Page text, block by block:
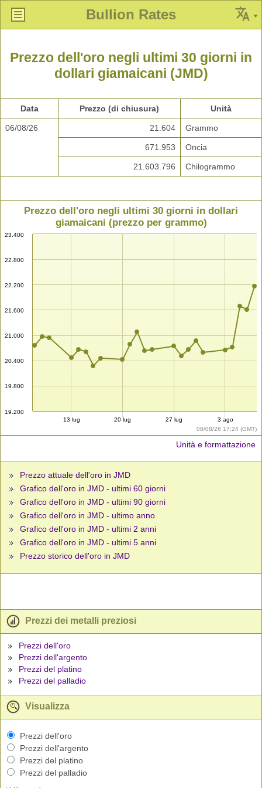
Bullion Rates
Prezzo dell'oro negli ultimi 30 giorni in
dollari giamaicani (JMD)
Data Prezzo (di chiusura) Unità
06/08/26 21.604 Grammo
671.953 Oncia
21.603.796 Chilogrammo
08/08/26 17:24 (GMT)
Prezzo dell'oro negli ultimi 30 giorni in dollari
giamaicani (prezzo per grammo)
19.200
19.800
20.400
21.000
21.600
22.200
22.800
23.400
13 lug 20 lug 27 lug 3 ago
Unità e formattazione
Prezzo attuale dell'oro in JMD
Grafico dell'oro in JMD - ultimi 60 giorni
Grafico dell'oro in JMD - ultimi 90 giorni
Grafico dell'oro in JMD - ultimo anno
Grafico dell'oro in JMD - ultimi 2 anni
Grafico dell'oro in JMD - ultimi 5 anni
Prezzo storico dell'oro in JMD
Prezzi dei metalli preziosi
Prezzi dell'oro
Prezzi dell'argento
Prezzi del platino
Prezzi del palladio
Visualizza
Prezzi dell'oro
Prezzi dell'argento
Prezzi del platino
Prezzi del palladio